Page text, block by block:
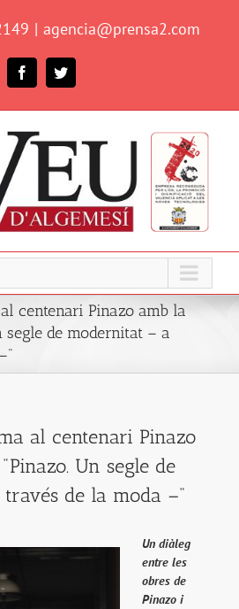
| agencia@prensa2.com
FacebookTwitter
centenari Pinazo amb la
segle de modernitat – a
al centenari Pinazo
Un segle de
de la moda –"
Un diàleg
entre les
obres de
Pinazo i